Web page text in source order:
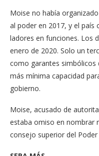
Moise no había
al poder en 2017, y el
ladores en funciones. Los
enero de 2020. Solo un
como garantes simbólicos
más mí­nima capacidad
gobierno.
Moise, acusado de
estaba omiso en nom­brar
consejo superior del Poder